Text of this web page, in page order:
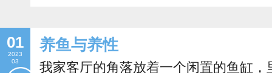
01
2023
03
养鱼与养性
我家客厅的角落放着一个闲置的鱼缸